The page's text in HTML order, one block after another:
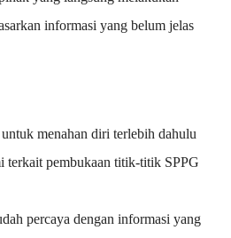
informasi yang belum jelas
menahan diri terlebih dahulu
terkait pembukaan titik-titik SPPG
percaya dengan informasi yang